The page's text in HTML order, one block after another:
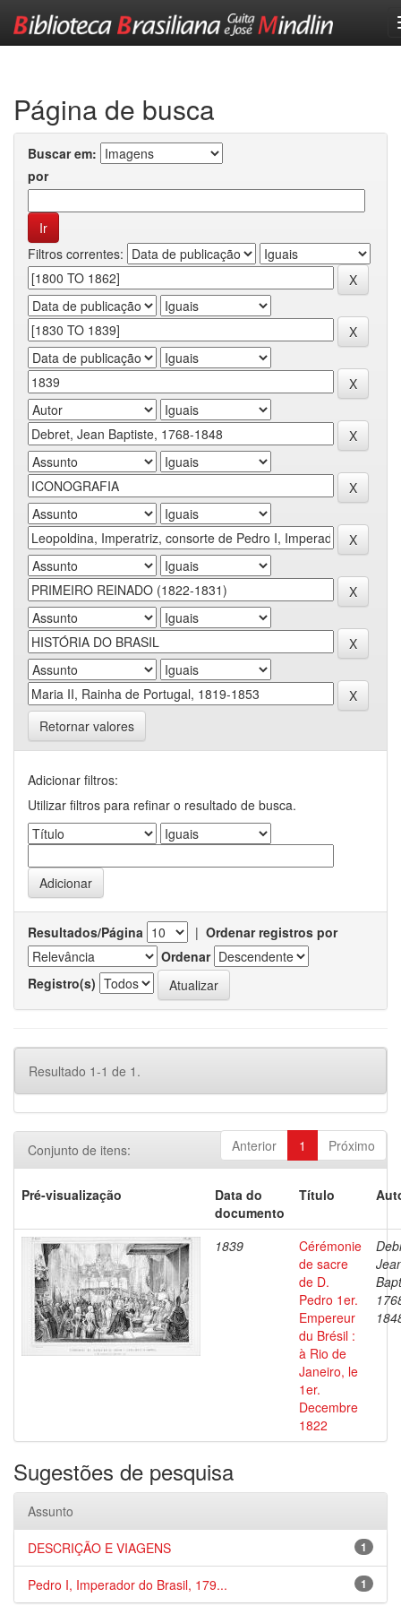
Página de busca
Buscar em:
por
Filtros correntes:
Retornar valores
Adicionar filtros:
Utilizar filtros para refinar o resultado de busca.
Resultados/Página | Ordenar registros por
Ordenar
Registro(s)
Resultado 1-1 de 1.
Anterior 1 Próximo
Conjunto de itens:
Pré-visualização
Data do
documento
Título
1839
Cérémonie
de sacre
de D.
Pedro 1er.
Empereur
du Brésil :
à Rio de
Janeiro, le
1er.
Decembre
1822
Sugestões de pesquisa
Assunto
1
DESCRIÇÃO E VIAGENS
1
Pedro I, Imperador do Brasil, 179...